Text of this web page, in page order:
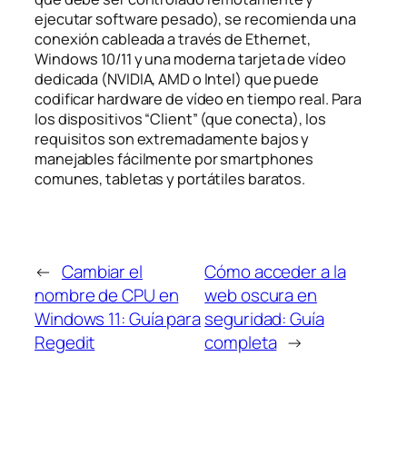
ejecutar software pesado), se recomienda una
conexión cableada a través de Ethernet,
Windows 10/11 y una moderna tarjeta de vídeo
dedicada (NVIDIA, AMD o Intel) que puede
codificar hardware de vídeo en tiempo real. Para
los dispositivos “Client” (que conecta), los
requisitos son extremadamente bajos y
manejables fácilmente por smartphones
comunes, tabletas y portátiles baratos.
← Cambiar el
nombre de CPU en
Windows 11: Guía para
Regedit
Cómo acceder a la
web oscura en
seguridad: Guía
completa →